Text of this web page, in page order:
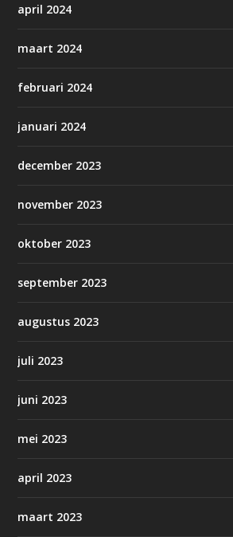
april 2024
maart 2024
februari 2024
januari 2024
december 2023
november 2023
oktober 2023
september 2023
augustus 2023
juli 2023
juni 2023
mei 2023
april 2023
maart 2023